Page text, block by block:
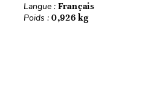
Langue : Français
Poids : 0,926 kg